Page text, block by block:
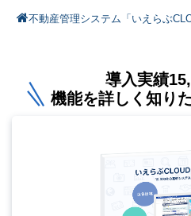
不動産管理システム「いえらぶ
導入実績
機能を詳しく知り